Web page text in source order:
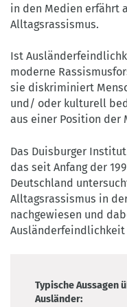
in den Medien erfährt
Alltagsrassismus.
Ist
moderne
sie diskriminiert
und/ oder kulturell
aus einer Position der
Das Duisburger
das seit Anfang der
Deutschland
Alltagsrassismus in
nachgewiesen und
Typische Aussagen
Ausländer: